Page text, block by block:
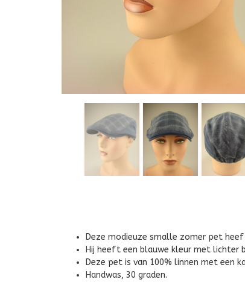
Deze modieuze smalle zomer pet
Hij heeft een blauwe kleur met lichter
Deze pet is van 100% linnen met een
Handwas, 30 graden.